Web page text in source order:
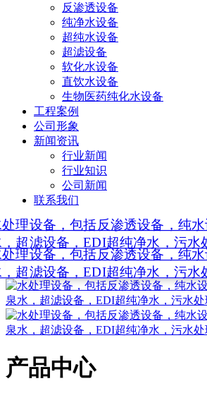
反渗透设备
纯净水设备
超纯水设备
超滤设备
软化水设备
直饮水设备
生物医药纯化水设备
工程案例
公司形象
新闻资讯
行业新闻
行业知识
公司新闻
联系我们
产品中心